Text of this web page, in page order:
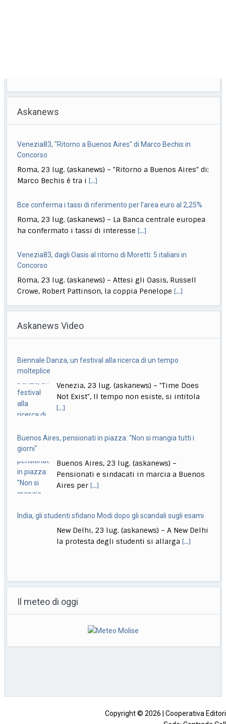
Askanews
Venezia83, "Ritorno a Buenos Aires" di Marco Bechis in
Concorso
Roma, 23 lug. (askanews) – "Ritorno a Buenos Aires" di:
Marco Bechis è tra i[...]
Bce conferma i tassi di riferimento per l’area euro al 2,25%
Roma, 23 lug. (askanews) – La Banca centrale europea
ha confermato i tassi di interesse[...]
Venezia83, dagli Oasis al ritorno di Moretti: 5 italiani in
Concorso
Roma, 23 lug. (askanews) – Attesi gli Oasis, Russell
Crowe, Robert Pattinson, la coppia Penelope[...]
Venezia83, in concorso cinque italiani, c’è anche Nanni
Moretti
Roma, 23 lug. (askanews) – "Ritorno a Buenos Aires" di
Venezia83, in Concorso "L’Estranea" di Paolo Strippoli
Roma, 23 lug. (askanews) – Il nuovo film del regista e
sceneggiatore Paolo Strippoli, "L’Estranea"[...]
Askanews Video
Biennale Danza, un festival alla ricerca di un tempo
molteplice
Venezia, 23 lug. (askanews) – "Time Does
Not Exist", Il tempo non esiste, si intitola
[...]
Buenos Aires, pensionati in piazza: "Non si mangia tutti i
giorni"
Buenos Aires, 23 lug. (askanews) –
Pensionati e sindacati in marcia a Buenos
Aires per[...]
India, gli studenti sfidano Modi dopo gli scandali sugli esami
New Delhi, 23 lug. (askanews) – A New Delhi
la protesta degli studenti si allarga[...]
Giornate di "caldo crudele" a Tokyo, è record di ricoveri
Tokyo, 23 lug. (askanews) – Ombrelli contro
il sole, ventilatori portatili, soste all’ombra
[...]
Il meteo di oggi